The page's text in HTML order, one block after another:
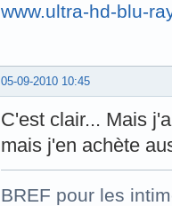
www.ultra-hd-blu-
05-09-2010 10:45
C'est clair... Mais
mais j'en achète
BREF pour les